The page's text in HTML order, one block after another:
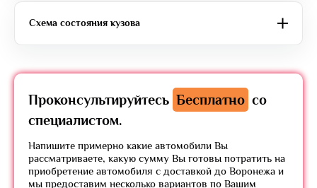
Схема состояния кузова
Проконсультируйтесь Бесплатно со
специалистом.
Напишите примерно какие автомобили Вы
рассматриваете, какую сумму Вы готовы потратить на
приобретение автомобиля с доставкой до Воронежа и
мы предоставим несколько вариантов по Вашим